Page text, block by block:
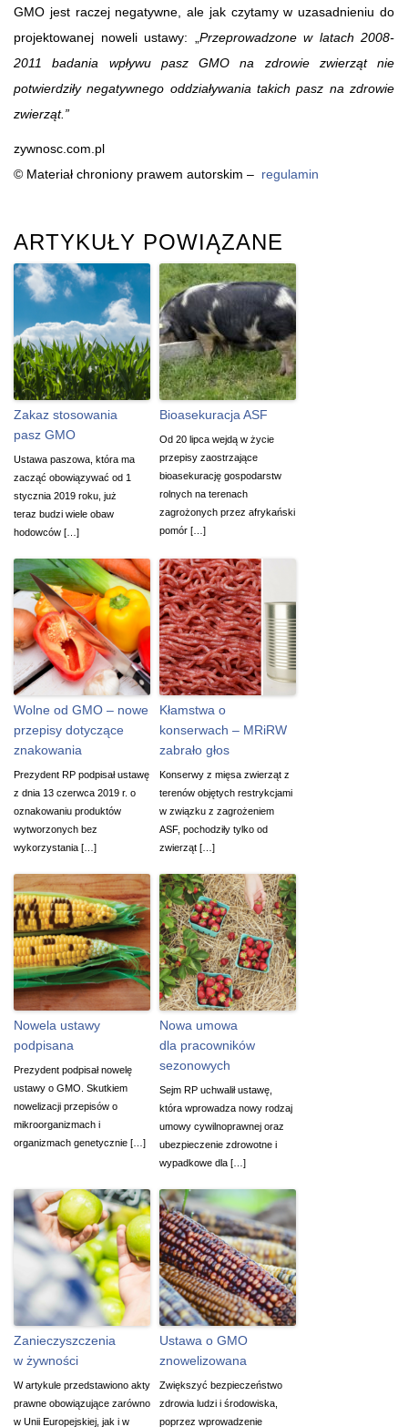
GMO jest raczej negatywne, ale jak czytamy w uzasadnieniu do
projektowanej noweli ustawy: „ Przeprowadzone w latach 2008-
2011 badania wpływu pasz GMO na zdrowie zwierząt nie
potwierdziły negatywnego oddziaływania takich pasz na zdrowie
zwierząt.”
zywnosc.com.pl
© Materiał chroniony prawem autorskim – regulamin
ARTYKUŁY POWIĄZANE
Zakaz stosowania
pasz GMO
Ustawa paszowa, która ma
zacząć obowiązywać od 1
stycznia 2019 roku, już
teraz budzi wiele obaw
hodowców […]
Bioasekuracja ASF
Od 20 lipca wejdą w życie
przepisy zaostrzające
bioasekurację gospodarstw
rolnych na terenach
zagrożonych przez afrykański
pomór […]
Wolne od GMO – nowe
przepisy dotyczące
znakowania
Prezydent RP podpisał ustawę
z dnia 13 czerwca 2019 r. o
oznakowaniu produktów
wytworzonych bez
wykorzystania […]
Kłamstwa o
konserwach – MRiRW
zabrało głos
Konserwy z mięsa zwierząt z
terenów objętych restrykcjami
w związku z zagrożeniem
ASF, pochodziły tylko od
zwierząt […]
Nowela ustawy
podpisana
Prezydent podpisał nowelę
ustawy o GMO. Skutkiem
nowelizacji przepisów o
mikroorganizmach i
organizmach genetycznie […]
Nowa umowa
dla pracowników
sezonowych
Sejm RP uchwalił ustawę,
która wprowadza nowy rodzaj
umowy cywilnoprawnej oraz
ubezpieczenie zdrowotne i
wypadkowe dla […]
Zanieczyszczenia
w żywności
W artykule przedstawiono akty
prawne obowiązujące zarówno
w Unii Europejskiej, jak i w
Ustawa o GMO
znowelizowana
Zwiększyć bezpieczeństwo
zdrowia ludzi i środowiska,
poprzez wprowadzenie